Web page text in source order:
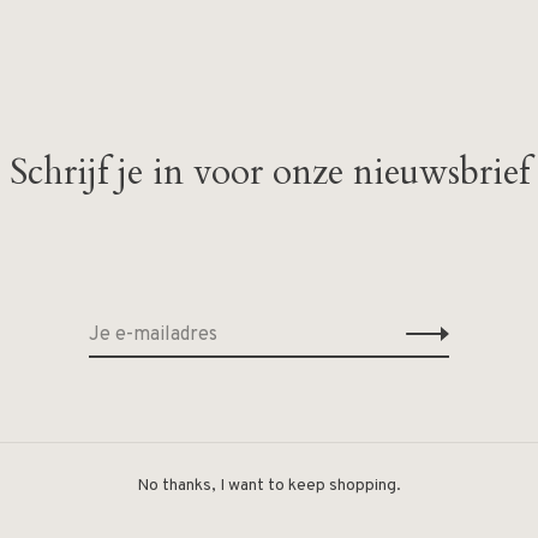
Geen producten
Schrijf je in voor onze nieuwsbrief
No thanks, I want to keep shopping.